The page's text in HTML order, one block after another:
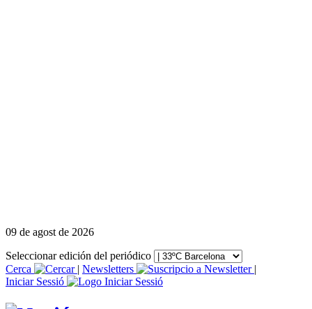
09 de agost de 2026
Seleccionar edición del periódico
Cerca
| Newsletters
|
Iniciar Sessió